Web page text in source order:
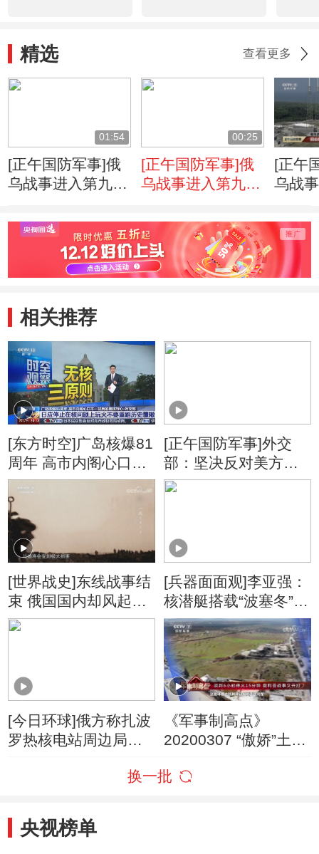
精选 查看更多
01:54
[正午国防军事]俄
乌战事进入第九天
会议 中方呼吁各
方通过对话谈判解
00:25
[正午国防军事]俄
乌战事进入第九天
正在应对西方信息
恐怖主义
[正午
乌战
停止
发动机
相关推荐
[东方时空]广岛核爆81
周年 高市内阁心口不
一背后的拥核野心·外
交部 日应停止在核问
题上玩火不要重蹈历
史覆辙
[正午国防军事]外交
部：坚决反对美方滥
用国家力量无理打压
[世界战史]东线战事结
束 俄国国内却风起云
涌
[兵器面面观]李亚强：
核潜艇搭载“波塞冬”
俄罗斯发展水下“动态
核威慑”
[今日环球]俄方称扎波
罗热核电站周边局势
《军事制高点》
20200307 “傲娇”土耳
下恐遭反噬？
换一批
央视榜单